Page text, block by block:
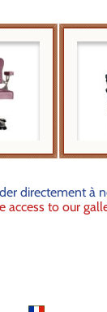
directement à
access to our